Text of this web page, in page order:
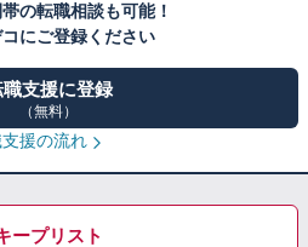
の転職相談も可能！
にご登録ください
職支援に登録
（無料）
援の流れ
ープリスト